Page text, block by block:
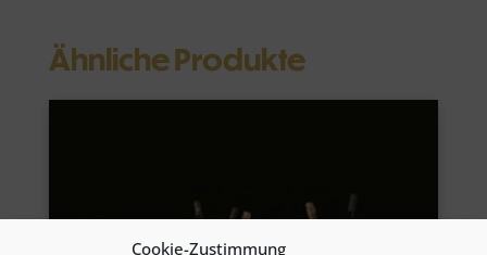
Cookie-Zustimmung
Ähnliche Produkte